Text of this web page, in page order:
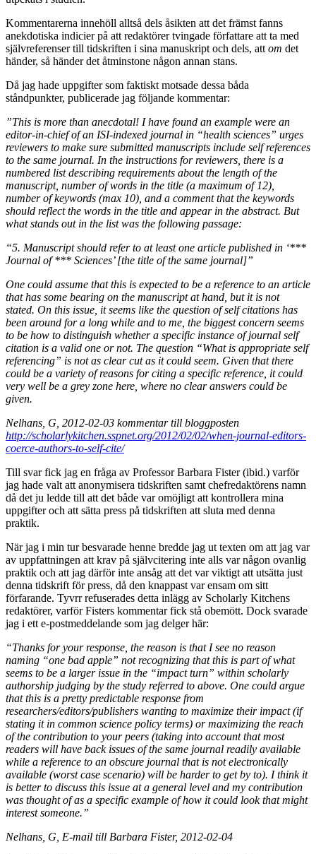
Kommentarerna innehöll alltså dels åsikten att det främst fanns
anekdotiska indicier på att redaktörer tvingade författare att ta med
självreferenser till tidskriften i sina manuskript och dels, att om det
händer, så händer det åtminstone någon annan stans.
Då jag hade uppgifter som faktiskt motsade dessa båda
ståndpunkter, publicerade jag följande kommentar:
”This is more than anecdotal! I have found an example were an
editor-in-chief of an ISI-indexed journal in “health sciences” urges
reviewers to make sure submitted manuscripts include self references
to the same journal. In the instructions for reviewers, there is a
numbered list describing requirements about the length of the
manuscript, number of words in the title (a maximum of 12),
number of keywords (max 10), and a comment that the keywords
should reflect the words in the title and appear in the abstract. But
what stands out in the list was the following passage:
“5. Manuscript should refer to at least one article published in ‘***
Journal of *** Sciences’ [the title of the same journal]”
One could assume that this is expected to be a reference to an article
that has some bearing on the manuscript at hand, but it is not
stated. On this issue, it seems like the question of self citations has
been around for a long while and to me, the biggest concern seems
to be how to distinguish whether a specific instance of journal self
citation is a valid one or not. The question “What is appropriate self
referencing” is not as clear cut as it could seem. Given that there
could be a variety of reasons for citing a specific reference, it could
very well be a grey zone here, where no clear answers could be
given.
Nelhans, G, 2012-02-03 kommentar till bloggposten
http://scholarlykitchen.sspnet.org/2012/02/02/when-journal-editors-
coerce-authors-to-self-cite/
Till svar fick jag en fråga av Professor Barbara Fister (ibid.) varför
jag hade valt att anonymisera tidskriften samt chefredaktörens namn
då det ju ledde till att det både var omöjligt att kontrollera mina
uppgifter och att sätta press på tidskriften att sluta med denna
praktik.
När jag i min tur besvarade henne bredde jag ut texten om att jag var
av uppfattningen att krav på självcitering inte alls var någon ovanlig
praktik och att jag därför inte ansåg att det var viktigt att utsätta just
denna tidskrift för press, då den knappast var ensam om sitt
förfarande. Tyvrr refuserades detta inlägg av Scholarly Kitchens
redaktörer, varför Fisters kommentar fick stå obemött. Dock svarade
jag i ett e-postmeddelande som jag delger här:
“Thanks for your response, the reason is that I see no reason
naming “one bad apple” not recognizing that this is part of what
seems to be a larger issue in the “impact turn” within scholarly
authorship judging by the study referred to above. One could argue
that this is a pretty predictable response from
researchers/editors/publishers wanting to maximize their impact (if
stating it in common science policy terms) or maximizing the reach
of the contribution to your peers (taking into account that most
readers will have back issues of the same journal readily available
while a reference to an obscure journal that is not electronically
available (worst case scenario) will be harder to get by to). I think it
is better to discuss this issue at a general level and my contribution
was thought of as a specific example of how it could look that might
interest someone.”
Nelhans, G, E-mail till Barbara Fister, 2012-02-04